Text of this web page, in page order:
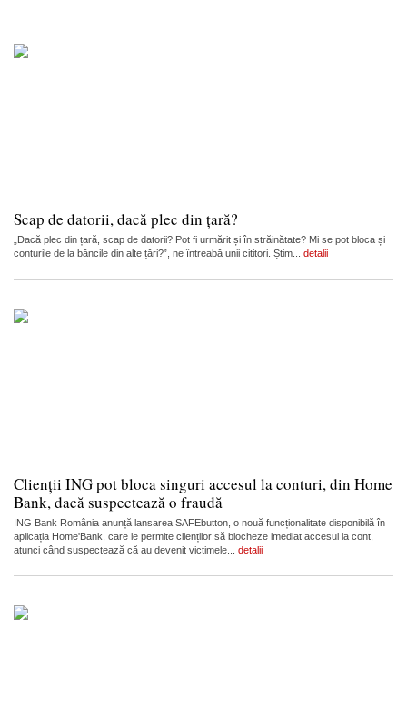
Scap de datorii, dacă plec din țară?
„Dacă plec din țară, scap de datorii? Pot fi urmărit și în străinătate? Mi se pot bloca și
conturile de la băncile din alte țări?”, ne întreabă unii cititori. Știm... detalii
Clienții ING pot bloca singuri accesul la conturi, din Home
Bank, dacă suspectează o fraudă
ING Bank România anunță lansarea SAFEbutton, o nouă funcționalitate disponibilă în
aplicația Home'Bank, care le permite clienților să blocheze imediat accesul la cont,
atunci când suspectează că au devenit victimele... detalii